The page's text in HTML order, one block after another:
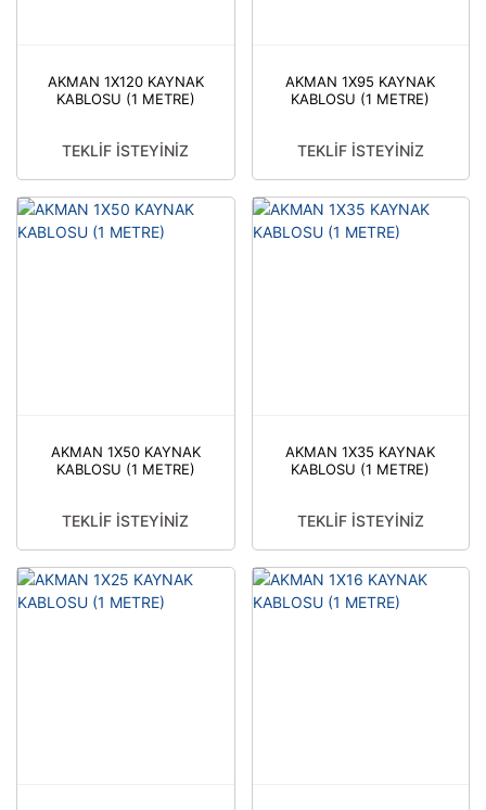
AKMAN 1X120 KAYNAK
KABLOSU (1 METRE)
TEKLİF İSTEYİNİZ
AKMAN 1X95 KAYNAK
KABLOSU (1 METRE)
TEKLİF İSTEYİNİZ
AKMAN 1X50 KAYNAK
KABLOSU (1 METRE)
TEKLİF İSTEYİNİZ
AKMAN 1X35 KAYNAK
KABLOSU (1 METRE)
TEKLİF İSTEYİNİZ